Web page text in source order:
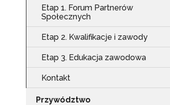
Etap 1. Forum Partnerów
Społecznych
Etap 2. Kwalifikacje i zawody
Etap 3. Edukacja zawodowa
Kontakt
Przywództwo